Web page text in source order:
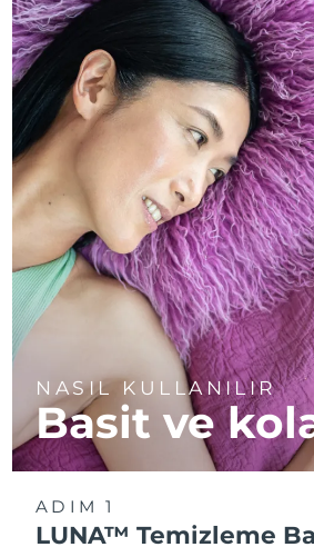
NASIL KULLANILIR
Basit ve
ADIM 1
LUNA™ Temizleme